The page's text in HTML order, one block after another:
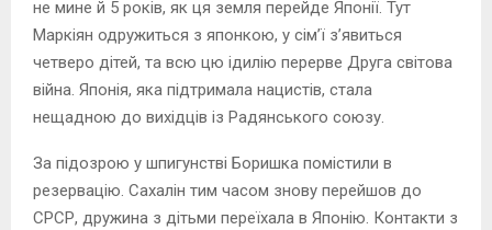
не мине й 5 років, як ця земля перейде Японії. Тут
Маркіян одружиться з японкою, у сім’ї з’явиться
четверо дітей, та всю цю ідилію перерве Друга світова
війна. Японія, яка підтримала нацистів, стала
нещадною до вихідців із Радянського союзу.
За підозрою у шпигунстві Боришка помістили в
резервацію. Сахалін тим часом знову перейшов до
СРСР, дружина з дітьми переїхала в Японію. Контакти з